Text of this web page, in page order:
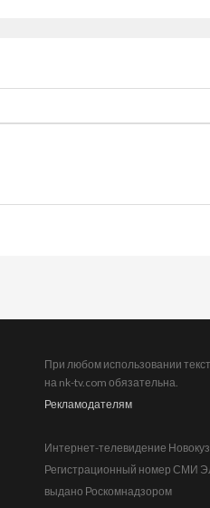
При любом использовании
на nk-tv.com обязательна.
Рекламодателям
Интернет-телевидение
Регистрационный номер СМИ
выдано Роскомнадзором